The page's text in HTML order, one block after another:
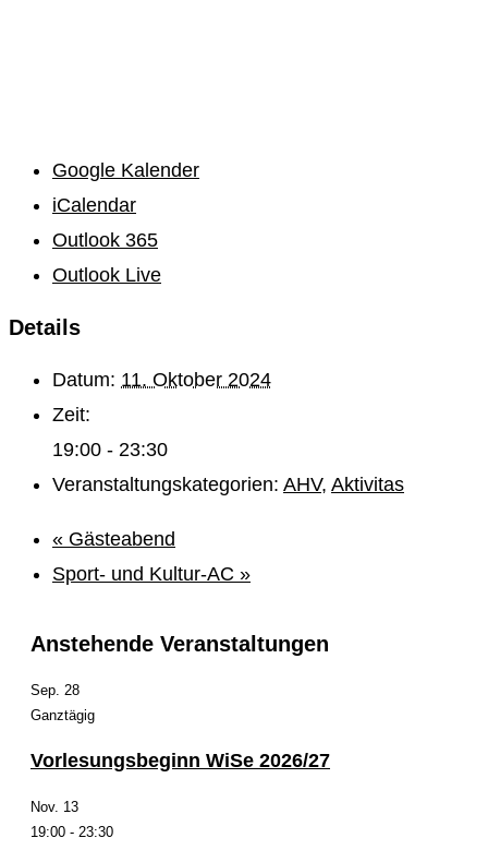
Google Kalender
iCalendar
Outlook 365
Outlook Live
Details
Datum: 11. Oktober 2024
Zeit:
19:00 - 23:30
Veranstaltungskategorien: AHV, Aktivitas
« Gästeabend
Sport- und Kultur-AC »
Anstehende Veranstaltungen
Sep. 28
Ganztägig
Vorlesungsbeginn WiSe 2026/27
Nov. 13
19:00 - 23:30